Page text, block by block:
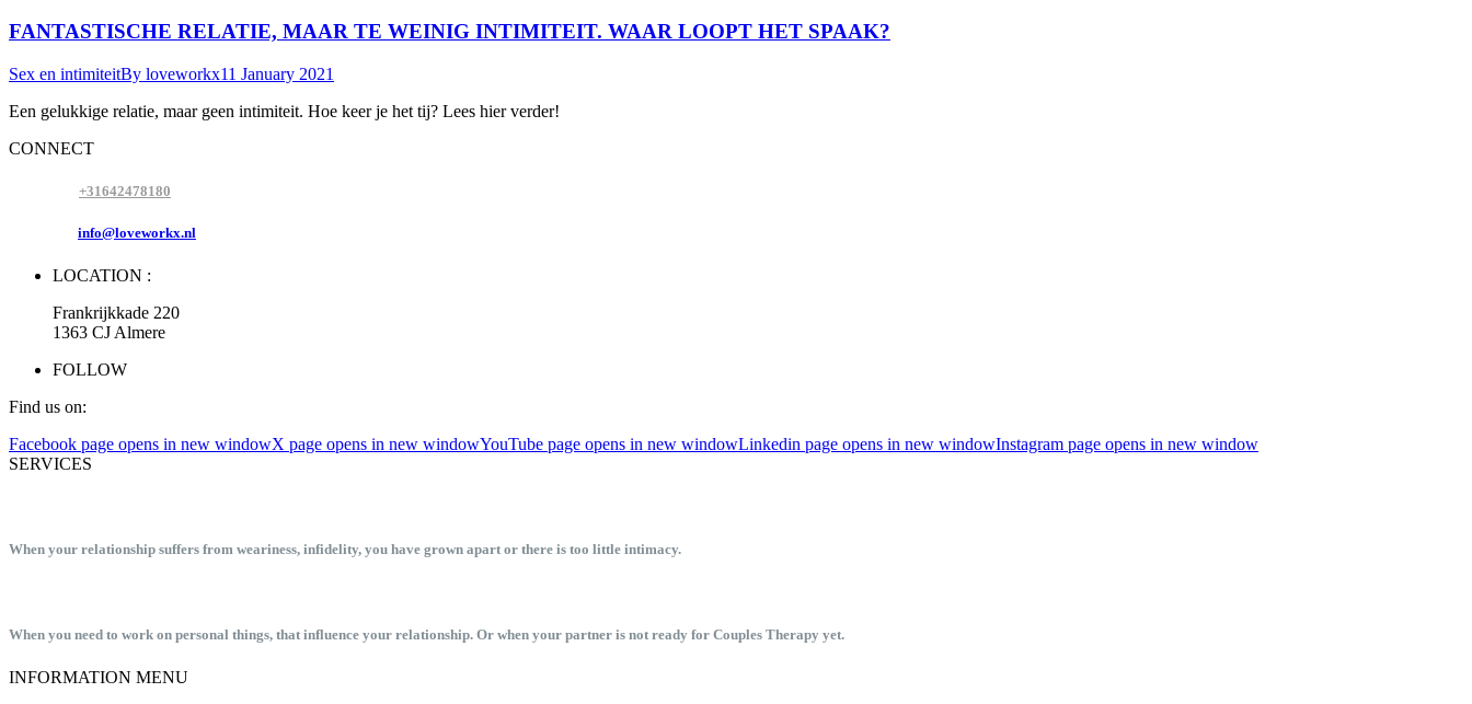
FANTASTISCHE RELATIE, MAAR TE WEINIG INTIMITEIT. WAAR LOOPT HET SPAAK?
Sex en intimiteitBy loveworkx11 January 2021
Een gelukkige relatie, maar geen intimiteit. Hoe keer je het tij? Lees hier verder!
CONNECT
+31642478180
info@loveworkx.nl
LOCATION :
Frankrijkkade 220
1363 CJ Almere
FOLLOW
Find us on:
Facebook page opens in new windowX page opens in new windowYouTube page opens in new windowLinkedin page opens in new windowInstagram page opens in new window
SERVICES
When your relationship suffers from weariness, infidelity, you have grown apart or there is too little intimacy.
When you need to work on personal things, that influence your relationship. Or when your partner is not ready for Couples Therapy yet.
INFORMATION MENU